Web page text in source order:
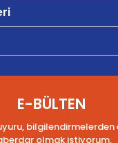
E-BÜLTEN
olmak istiyorum.